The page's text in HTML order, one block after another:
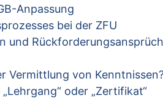
Anpassung
bei der ZFU
und
Vermittlung von
oder „Zertifikat“